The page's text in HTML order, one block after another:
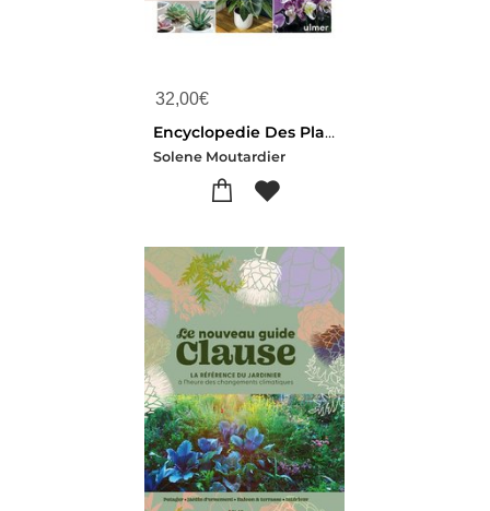
32,00€
Encyclopedie Des Plantes D'interieur
Solene Moutardier